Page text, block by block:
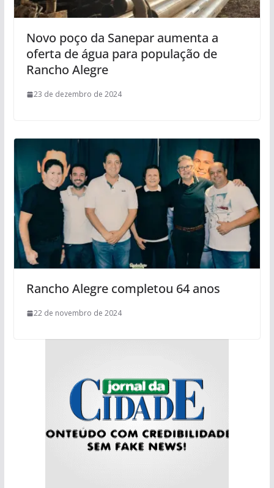
Novo poço da Sanepar aumenta a
oferta de água para população de
Rancho Alegre
23 de dezembro de 2024
Rancho Alegre completou 64 anos
22 de novembro de 2024